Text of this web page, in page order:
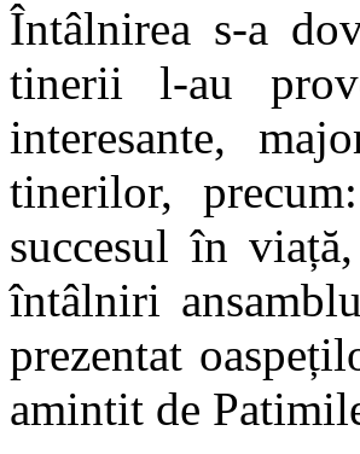
Întâlnirea s-a
tinerii l-au
interesante,
tinerilor,
succesul în
întâlniri
prezentat
amintit de